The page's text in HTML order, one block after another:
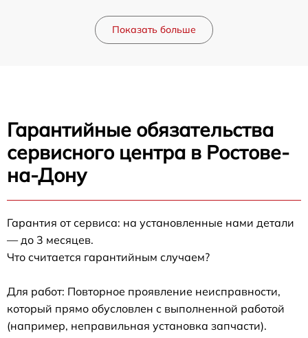
Показать больше
Гарантийные обязательства
сервисного центра в Ростове-
на-Дону
Гарантия от сервиса: на установленные нами детали
— до 3 месяцев.
Что считается гарантийным случаем?
Для работ: Повторное проявление неисправности,
который прямо обусловлен с выполненной работой
(например, неправильная установка запчасти).